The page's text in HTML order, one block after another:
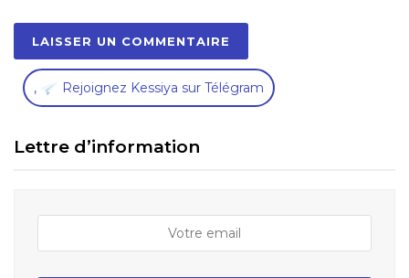
, Rejoignez Kessiya sur Télégram
Lettre d’information